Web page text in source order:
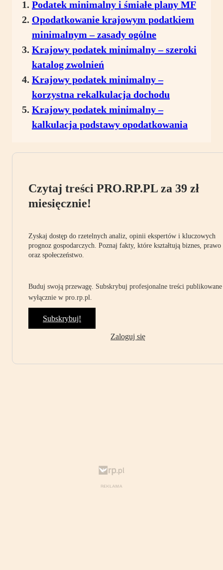
Podatek minimalny i śmiałe plany MF
Opodatkowanie krajowym podatkiem
minimalnym – zasady ogólne
Krajowy podatek minimalny – szeroki
katalog zwolnień
Krajowy podatek minimalny –
korzystna rekalkulacja dochodu
Krajowy podatek minimalny –
kalkulacja podstawy opodatkowania
Czytaj treści PRO.RP.PL za 39 zł
miesięcznie!
Zyskaj dostęp do rzetelnych analiz, opinii ekspertów i kluczowych
prognoz gospodarczych. Poznaj fakty, które kształtują biznes, prawo
oraz społeczeństwo.
Buduj swoją przewagę. Subskrybuj profesjonalne treści publikowane
wyłącznie w pro.rp.pl.
Subskrybuj!
Zaloguj się